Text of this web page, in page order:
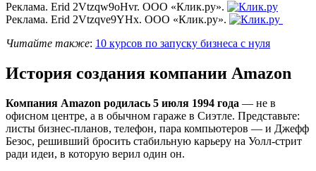
Реклама. Erid 2Vtzqw9oHvr. ООО «Клик.ру».
Реклама. Erid 2Vtzqve9YHx. ООО «Клик.ру».
Читайте также: 10 курсов по запуску бизнеса с нуля
История создания компании Amazon
Компания Amazon родилась 5 июля 1994 года — не в
офисном центре, а в обычном гараже в Сиэтле. Представьте:
листы бизнес-планов, телефон, пара компьютеров — и Джефф
Безос, решивший бросить стабильную карьеру на Уолл-стрит
ради идеи, в которую верил один он.